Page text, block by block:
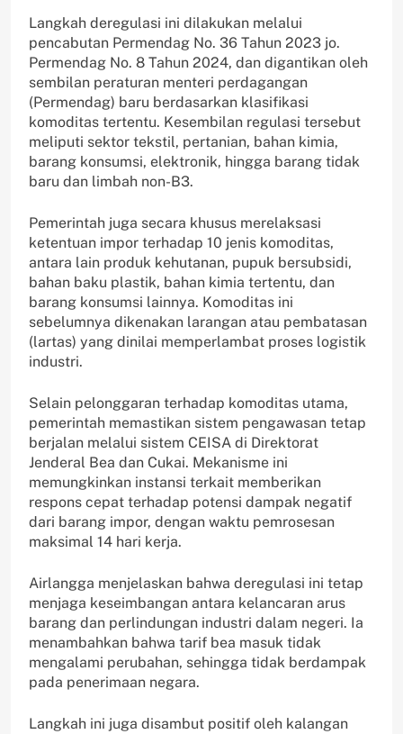
Langkah deregulasi ini dilakukan melalui
pencabutan Permendag No. 36 Tahun 2023 jo.
Permendag No. 8 Tahun 2024, dan digantikan oleh
sembilan peraturan menteri perdagangan
(Permendag) baru berdasarkan klasifikasi
komoditas tertentu. Kesembilan regulasi tersebut
meliputi sektor tekstil, pertanian, bahan kimia,
barang konsumsi, elektronik, hingga barang tidak
baru dan limbah non-B3.
Pemerintah juga secara khusus merelaksasi
ketentuan impor terhadap 10 jenis komoditas,
antara lain produk kehutanan, pupuk bersubsidi,
bahan baku plastik, bahan kimia tertentu, dan
barang konsumsi lainnya. Komoditas ini
sebelumnya dikenakan larangan atau pembatasan
(lartas) yang dinilai memperlambat proses logistik
industri.
Selain pelonggaran terhadap komoditas utama,
pemerintah memastikan sistem pengawasan tetap
berjalan melalui sistem CEISA di Direktorat
Jenderal Bea dan Cukai. Mekanisme ini
memungkinkan instansi terkait memberikan
respons cepat terhadap potensi dampak negatif
dari barang impor, dengan waktu pemrosesan
maksimal 14 hari kerja.
Airlangga menjelaskan bahwa deregulasi ini tetap
menjaga keseimbangan antara kelancaran arus
barang dan perlindungan industri dalam negeri. Ia
menambahkan bahwa tarif bea masuk tidak
mengalami perubahan, sehingga tidak berdampak
pada penerimaan negara.
Langkah ini juga disambut positif oleh kalangan